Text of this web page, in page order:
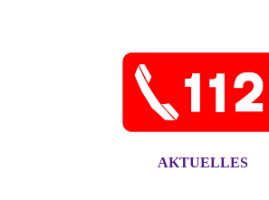
AKTUELLES